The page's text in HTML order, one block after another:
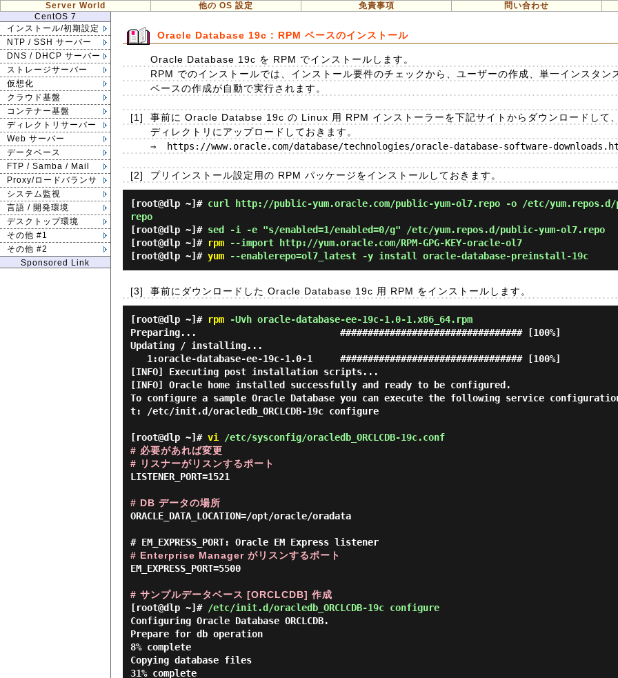
Server World 他の OS 設定 免責事項 問い合わせ
CentOS 7
インストール/初期設定
NTP / SSH サーバー
DNS / DHCP サーバー
ストレージサーバー
仮想化
クラウド基盤
コンテナー基盤
ディレクトリサーバー
Web サーバー
データベース
FTP / Samba / Mail
Proxy/ロードバランサ
システム監視
言語 / 開発環境
デスクトップ環境
その他 #1
その他 #2
Sponsored Link
Oracle Database 19c : RPM ベースのインストール
Oracle Database 19c を RPM でインストールします。
RPM でのインストールでは、インストール要件のチェックから、ユーザーの作成、単一インスタン
ベースの作成が自動で実行されます。
[1]
事前に Oracle Databse 19c の Linux 用 RPM インストーラーを下記サイトからダウンロードして
ディレクトリにアップロードしておきます。
⇒  https://www.oracle.com/database/technologies/oracle-database-software-
[2] プリインストール設定用の RPM パッケージをインストールしておきます。
[root@dlp ~]# curl http://public-yum.oracle.com/public-yum-ol7.repo -o /etc/yum.repos.d/
repo
[root@dlp ~]# sed -i -e "s/enabled=1/enabled=0/g" /etc/yum.repos.d/public-yum-ol7.repo
[root@dlp ~]# rpm --import http://yum.oracle.com/RPM-GPG-KEY-oracle-ol7
[root@dlp ~]# yum --enablerepo=ol7_latest -y install oracle-database-preinstall-19c
[3] 事前にダウンロードした Oracle Database 19c 用 RPM をインストールします。
[root@dlp ~]# rpm -Uvh oracle-database-ee-19c-1.0-1.x86_64.rpm
Preparing...                          ################################# [100%]
Updating / installing...
[INFO] Executing post installation scripts...
[INFO] Oracle home installed successfully and ready to be configured.
To configure a sample Oracle Database you can execute the following service
t: /etc/init.d/oracledb_ORCLCDB-19c configure
[root@dlp ~]# vi
/etc/sysconfig/oracledb_ORCLCDB-19c.conf
# 必要があれば変更
# リスナーがリスンするポート
LISTENER_PORT=1521
# DB データの場所
ORACLE_DATA_LOCATION=/opt/oracle/oradata
# Enterprise Manager がリスンするポート
EM_EXPRESS_PORT=5500
# サンプルデータベース [ORCLCDB] 作成
[root@dlp ~]# /etc/init.d/oracledb_ORCLCDB-19c configure
Configuring Oracle Database ORCLCDB.
Prepare for db operation
8% complete
Copying database files
31% complete